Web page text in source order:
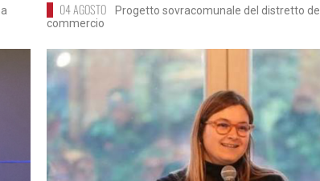
04 AGOSTO
Progetto sovracomunale del distretto del
commercio